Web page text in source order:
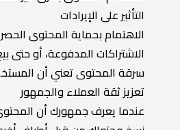
التأثير على الإيرادات
الاهتمام بحماية المحتوى
الاشتراكات المدفوعة، أو حتى
سرقة المحتوى تعني أن
تعزيز ثقة العملاء والجمهور
عندما يعرف جمهورك أن